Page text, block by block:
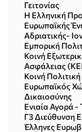
Γειτονίας
Η Ελληνική
Ευρωπαϊκής
Αδριατικής-
Πρωτοβουλίας
Εμπορική
Κοινή
Ασφάλειας
Κοινή
Ευρωπαϊκός
Δικαιοσύνης
Ενιαία Αγορά -
Γ3 Διεύθυνση
Έλληνες